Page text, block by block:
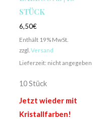
STÜCK
6,50€
Enthält 19% MwSt.
zzgl. Versand
Lieferzeit: nicht angegeben
10 Stück
Jetzt wieder mit
Kristallfarben!